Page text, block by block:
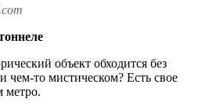
объект обходится без
чем-то мистическом? Есть свое
метро.